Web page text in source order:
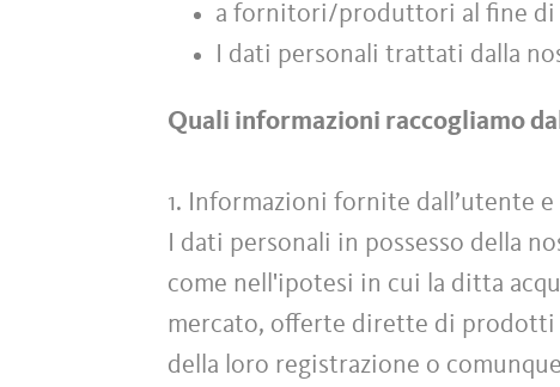
a fornitori/produttori al fine
I dati personali trattati dalla
Quali informazioni raccogliamo
1. Informazioni fornite dall’utente
I dati personali in possesso della
come nell'ipotesi in cui la ditta
mercato, offerte dirette di prodotti
della loro registrazione o